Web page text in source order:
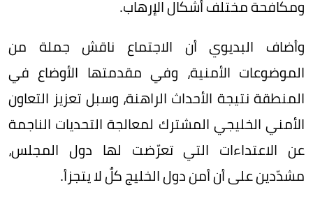
ومكافحة مختلف أشكال الإرهاب.
وأضاف البديوي أن الاجتماع ناقش جملة من
الموضوعات الأمنية، وفي مقدمتها الأوضاع في
المنطقة نتيجة الأحداث الراهنة، وسبل تعزيز التعاون
الأمني الخليجي المشترك لمعالجة التحديات الناجمة
عن الاعتداءات التي تعرّضت لها دول المجلس،
مشدّدين على أن أمن دول الخليج كلٌ لا يتجزأ.